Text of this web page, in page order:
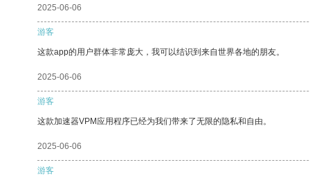
2025-06-06
游客
这款app的用户群体非常庞大，我可以结识到来自世界各地的朋友。
2025-06-06
游客
这款加速器VPM应用程序已经为我们带来了无限的隐私和自由。
2025-06-06
游客